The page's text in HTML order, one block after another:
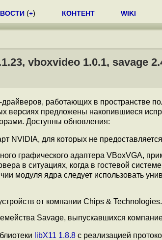
(+) КОНТЕНТ WIKI
vboxvideo 1.0.1, savage
работающих в пространстве
версиях предложены накопившиеся
Доступны обновления:
NVIDIA, для которых не
графического адаптера VBoxVGA,
в ситуациях, когда в гостевой
модуля ядра следует использовать
от компании Chips & Technologies.
Savage, выпускавшихся
libX11 1.8.8 с реализацией